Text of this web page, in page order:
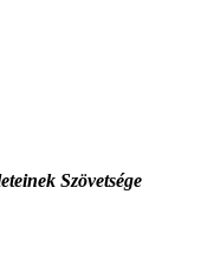
Szövetsége